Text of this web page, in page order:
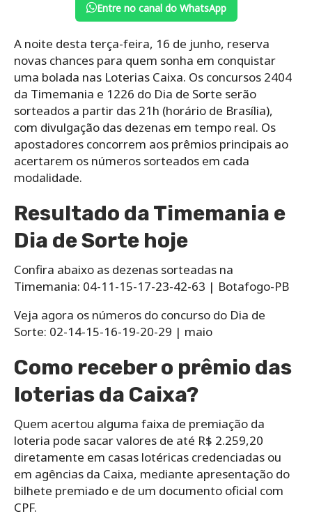
Entre no canal do WhatsApp
A noite desta terça-feira, 16 de junho, reserva
novas chances para quem sonha em conquistar
uma bolada nas Loterias Caixa. Os concursos 2404
da Timemania e 1226 do Dia de Sorte serão
sorteados a partir das 21h (horário de Brasília),
com divulgação das dezenas em tempo real. Os
apostadores concorrem aos prêmios principais ao
acertarem os números sorteados em cada
modalidade.
Resultado da Timemania e
Dia de Sorte hoje
Confira abaixo as dezenas sorteadas na
Timemania: 04-11-15-17-23-42-63 | Botafogo-PB
Veja agora os números do concurso do Dia de
Sorte: 02-14-15-16-19-20-29 | maio
Como receber o prêmio das
loterias da Caixa?
Quem acertou alguma faixa de premiação da
loteria pode sacar valores de até R$ 2.259,20
diretamente em casas lotéricas credenciadas ou
em agências da Caixa, mediante apresentação do
bilhete premiado e de um documento oficial com
CPF.